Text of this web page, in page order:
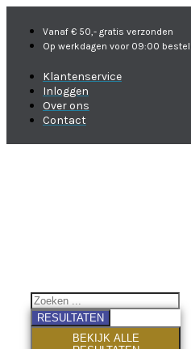
Vanaf € 50,- gratis verzonden
Op werkdagen voor 09:00
Klantenservice
Inloggen
Over ons
Contact
RESULTATEN
BEKIJK ALLE